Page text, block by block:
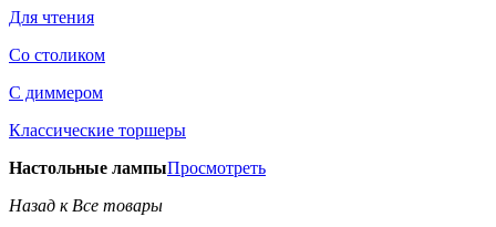
Для чтения
Со столиком
С диммером
Классические торшеры
Настольные лампыПросмотреть
Назад к Все товары